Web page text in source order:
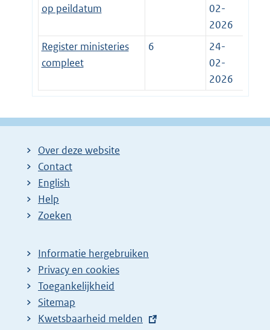
op peildatum
02-
2026
Register ministeries
compleet
6
24-
02-
2026
Over deze website
Contact
English
Help
Zoeken
Informatie hergebruiken
Privacy en cookies
Toegankelijkheid
Sitemap
E
Kwetsbaarheid melden